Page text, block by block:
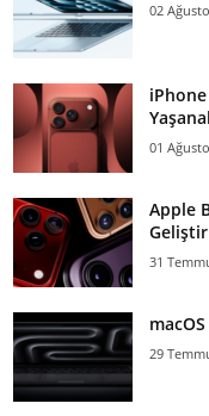
02
01
Apple
31
29